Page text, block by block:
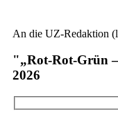
An die UZ-Redaktion
"„Rot-Rot-Grün
2026